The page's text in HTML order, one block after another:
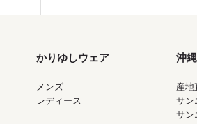
かりゆしウェア
メンズ
レディース
沖
産地
サン
サン